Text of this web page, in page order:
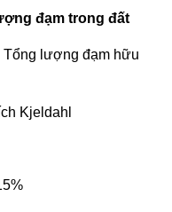
đạm trong đất
lượng đạm hữu